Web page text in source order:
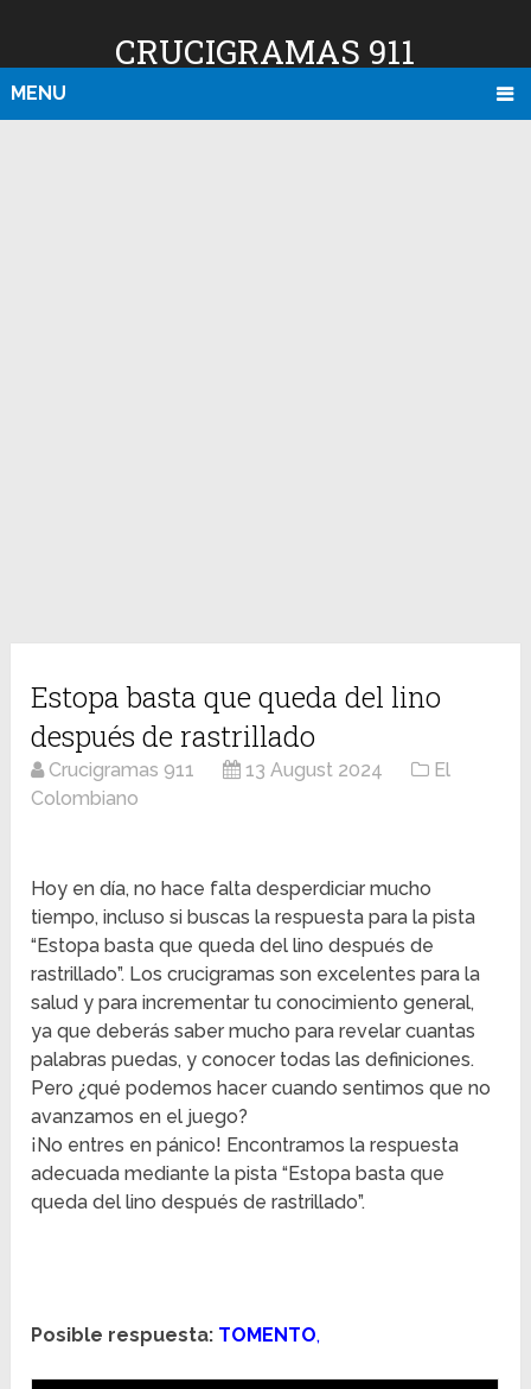
CRUCIGRAMAS 911
MENU
Estopa basta que queda del lino
después de rastrillado
Crucigramas 911 13 August 2024
El
Colombiano
Hoy en día, no hace falta desperdiciar mucho
tiempo, incluso si buscas la respuesta para la pista
“Estopa basta que queda del lino después de
rastrillado”. Los crucigramas son excelentes para la
salud y para incrementar tu conocimiento general,
ya que deberás saber mucho para revelar cuantas
palabras puedas, y conocer todas las definiciones.
Pero ¿qué podemos hacer cuando sentimos que no
avanzamos en el juego?
¡No entres en pánico! Encontramos la respuesta
adecuada mediante la pista “Estopa basta que
queda del lino después de rastrillado”.
Posible respuesta: TOMENTO,